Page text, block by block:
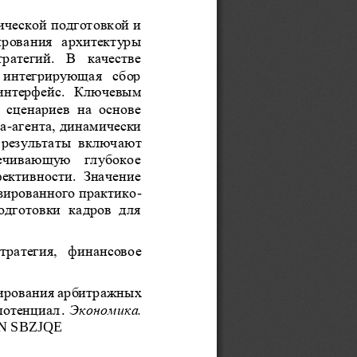
подготовкой и
архитектуры
В  качестве
сбор
Ключевым
на  основе
-агента, динамически
включают
глубокое
Значение
практико-
кадров  для
атегия,  финансовое
арбитражных
Экономика.
SBZJQE